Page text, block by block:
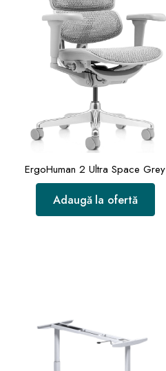
ErgoHuman 2 Ultra Space Grey
Adaugă la ofertă